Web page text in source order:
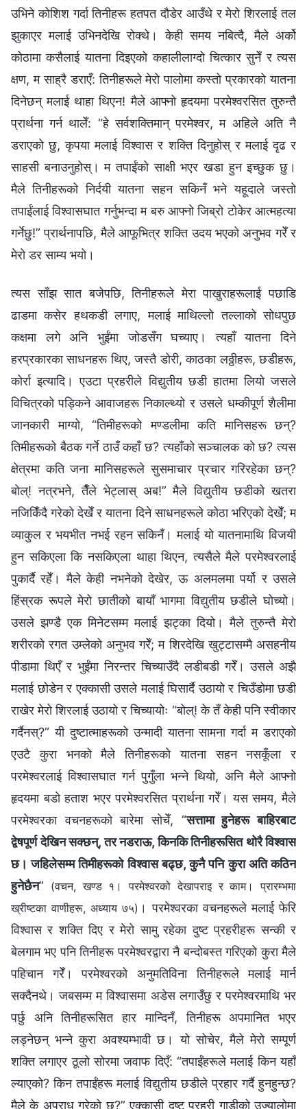
उभिने कोशिश गर्दा तिनीहरू हतपत दौडेर आउँथे र मेरो शिरलाई तल
झुकाएर मलाई उभिनदेखि रोक्थे। केही समय नबित्दै, मैले अर्को
कोठामा कसैलाई यातना दिइएको कहालीलाग्दो चित्कार सुनेँ र त्यस
क्षण, म साह्रै डराएँ: तिनीहरूले मेरो पालोमा कस्तो प्रकारको यातना
दिनेछन् मलाई थाहा थिएन! मैले आफ्नो हृदयमा परमेश्‍वरसित तुरुन्तै
प्रार्थना गर्न थालेँ: “हे सर्वशक्तिमान् परमेश्‍वर, म अहिले अति नै
डराएको छु, कृपया मलाई विश्‍वास र शक्ति दिनुहोस् र मलाई दृढ र
साहसी बनाउनुहोस्। म तपाईंको साक्षी भएर खडा हुन इच्छुक छु।
मैले तिनीहरूको निर्दयी यातना सहन सकिनँ भने यहूदाले जस्तो
तपाईंलाई विश्‍वासघात गर्नुभन्दा म बरु आफ्नो जिब्रो टोकेर आत्महत्या
गर्नेछु!” प्रार्थनापछि, मैले आफूभित्र शक्ति उदय भएको अनुभव गरेँ र
मेरो डर साम्य भयो।
त्यस साँझ सात बजेपछि, तिनीहरूले मेरा पाखुराहरूलाई पछाडि
ढाडमा कसेर हथकडी लगाए, मलाई माथिल्लो तल्लाको सोधपुछ
कक्षमा लगे अनि भुईंमा जोडसँग घच्याए। त्यहाँ यातना दिने
हरप्रकारका साधनहरू थिए, जस्तै डोरी, काठका लठ्ठीहरू, छडीहरू,
कोर्रा इत्यादि। एउटा प्रहरीले विद्युतीय छडी हातमा लियो जसले
विचित्रको पड्किने आवाजहरू निकाल्थ्यो र उसले धम्कीपूर्ण शैलीमा
जानकारी माग्यो, “तिमीहरूको मण्डलीमा कति मानिसहरू छन्?
तिमीहरूको बैठक गर्ने ठाउँ कहाँ छ? त्यहाँको सञ्‍चालक को छ? त्यस
क्षेत्रमा कति जना मानिसहरूले सुसमाचार प्रचार गरिरहेका छन्?
बोल्! नत्रभने, तैँले भेट्लास् अब!” मैले विद्युतीय छडीको खतरा
नजिकिँदै गरेको देखेँ र यातना दिने साधनहरूले कोठा भरिएको देखेँ; म
व्याकुल र भयभीत नभई रहन सकिनँ। मलाई यो यातनामाथि विजयी
हुन सकिएला कि नसकिएला थाहा थिएन, त्यसैले मैले परमेश्‍वरलाई
पुकार्दै रहेँ। मैले केही नभनेको देखेर, ऊ अलमलमा पर्यो र उसले
हिंस्रक रूपले मेरो छातीको बायाँ भागमा विद्युतीय छडीले घोच्यो।
उसले झण्डै एक मिनेटसम्म मलाई झट्का दियो। मैले तुरुन्तै मेरो
शरीरको रगत उम्लेको अनुभव गरेँ; म शिरदेखि खुट्टासम्मै असहनीय
पीडामा थिएँ र भुईंमा निरन्तर चिच्याउँदै लडीबडी गरेँ। उसले अझै
मलाई छोडेन र एक्‍कासी उसले मलाई घिसार्दै उठायो र चिउँडोमा छडी
राखेर मेरो शिरलाई उठायो र चिच्यायोः “बोल्! के तँ केही पनि स्वीकार
गर्दैनस्?” यी दुष्टात्माहरूको उन्मादी यातना सामना गर्दा म डराएको
एउटै कुरा भनको मैले तिनीहरूको यातना सहन नसकूँला र
परमेश्‍वरलाई विश्‍वासघात गर्न पुगुँला भन्‍ने थियो, अनि मैले आफ्नो
हृदयमा बडो हताश भएर परमेश्‍वरसित प्रार्थना गरेँ। यस समय, मैले
परमेश्‍वरका वचनहरूको बारेमा सोचेँ, “सत्तामा हुनेहरू बाहिरबाट
द्वेषपूर्ण देखिन सक्छन्, तर नडराऊ, किनकि तिनीहरूसित थोरै विश्‍वास
छ। जहिलेसम्म तिमीहरूको विश्‍वास बढ्छ, कुनै पनि कुरा अति कठिन
हुनेछैन” (वचन, खण्ड १। परमेश्‍वरको देखापराइ र काम। प्रारम्‍भमा
ख्रीष्‍टका वाणीहरू, अध्याय ७५) । परमेश्‍वरका वचनहरूले मलाई फेरि
विश्‍वास र शक्ति दिए र मेरो सामु रहेका दुष्ट प्रहरीहरू सन्की र
बेलगाम भए पनि तिनीहरू परमेश्‍वरद्वारा नै बन्दोबस्त गरिएको कुरा मैले
पहिचान गरेँ। परमेश्‍वरको अनुमतिविना तिनीहरूले मलाई मार्न
सक्दैनथे। जबसम्म म विश्‍वासमा अडेस लगाउँछु र परमेश्‍वरमाथि भर
पर्छु अनि तिनीहरूसित हार मान्दिनँ, तिनीहरू अपमानित भएर
लड्नेछन् भन्‍ने कुरा अवश्यम्भावी छ। यो सोचेर, मैले मेरो सम्पूर्ण
शक्ति लगाएर ठूलो सोरमा जवाफ दिएँ: “तपाईंहरूले मलाई किन यहाँ
ल्याएको? किन तपाईंहरू मलाई विद्युतीय छडीले प्रहार गर्दै हुनहुन्छ?
मैले के अपराध गरेको छु?” एक्‍कासी दुष्ट प्रहरी गाडीको उज्यालोमा